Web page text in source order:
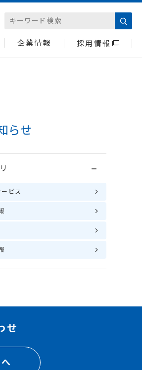
企業情報 採用情報
らせ
ービス
せ